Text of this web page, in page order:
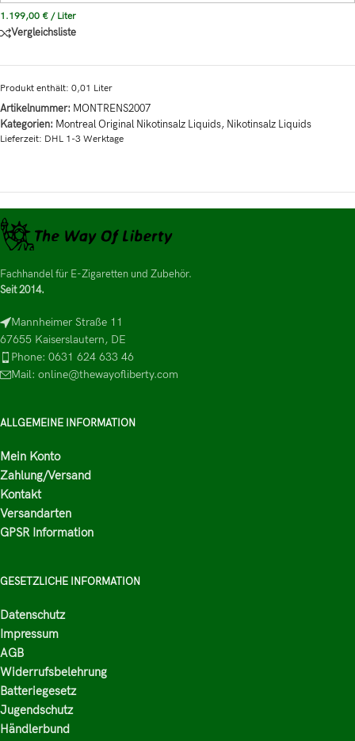
1.199,00 € / Liter
Vergleichsliste
Produkt enthält: 0,01 Liter
Artikelnummer: MONTRENS2007
Kategorien: Montreal Original Nikotinsalz Liquids, Nikotinsalz Liquids
Lieferzeit: DHL 1-3 Werktage
Fachhandel für E-Zigaretten und Zubehör.
Seit 2014.
Mannheimer Straße 11
67655 Kaiserslautern, DE
Phone: 0631 624 633 46
Mail: online@thewayofliberty.com
ALLGEMEINE INFORMATION
Mein Konto
Zahlung/Versand
Kontakt
Versandarten
GPSR Information
GESETZLICHE INFORMATION
Datenschutz
Impressum
AGB
Widerrufsbelehrung
Batteriegesetz
Jugendschutz
Händlerbund